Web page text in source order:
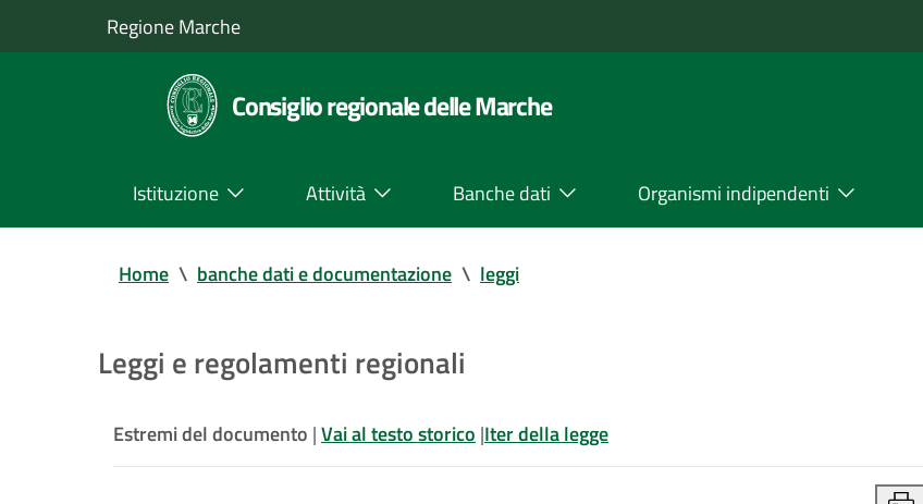
Regione Marche
Consiglio regionale delle Marche
Istituzione Attività Banche dati Organismi indipendenti
Home \ banche dati e documentazione \ leggi
Leggi e regolamenti regionali
Estremi del documento |Vai al testo storico |Iter della legge